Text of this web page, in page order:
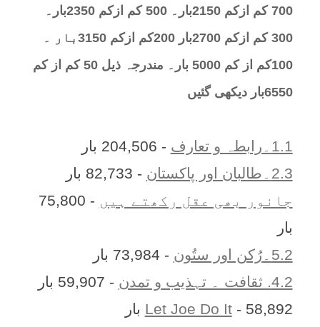
700 کم ازکم 2150بار۔ 500 کم ازکم 2350بار۔
300 کم ازکم 2700بار 200کم ازکم 3150بار ۔
100کم از کم 5000 بار۔ مندرجہ ذیل 50 کم از کم
6550بار دیکھی گئیں
1.1۔رابطہ و تعارف
- 204,506 بار
2.3۔طالبان اور پاکستان
- 82,733 بار
جانور بھی عقل رکھتے ہیں
- 75,800
بار
5.2۔رُکن اور ستُون
- 73,984 بار
4.2. ثقافت ۔ تہذیب و تمدن
- 59,907 بار
Let Joe Do It- 58,892 بار